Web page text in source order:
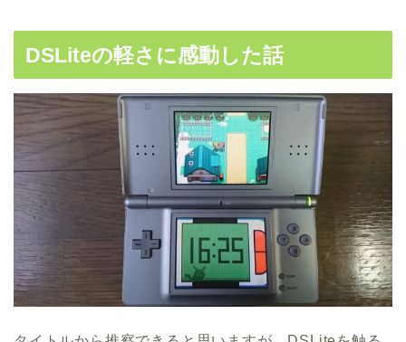
DSLiteの軽さに感動した話